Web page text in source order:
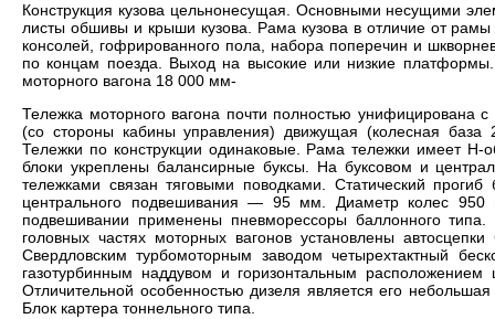
Конструкция кузова цельнонесущая. Основными несущими
листы обшивы и крыши кузова. Рама кузова в отличие от
консолей, гофрированного пола, набора поперечин и
по концам поезда. Выход на высокие или низкие
моторного вагона 18 000 мм-
Тележка моторного вагона почти полностью унифицирована
(со стороны кабины управления) движущая (колесная
Тележки по конструкции одинаковые. Рама тележки имеет
блоки укреплены балансирные буксы. На буксовом и
тележками связан тяговыми поводками. Статический
центрального подвешивания — 95 мм. Диаметр колес
подвешивании применены пневморессоры баллонного
головных частях моторных вагонов установлены
Свердловским турбомоторным заводом четырехтактный
газотурбинным наддувом и горизонтальным
Отличительной особенностью дизеля является его
Блок картера тоннельного типа.